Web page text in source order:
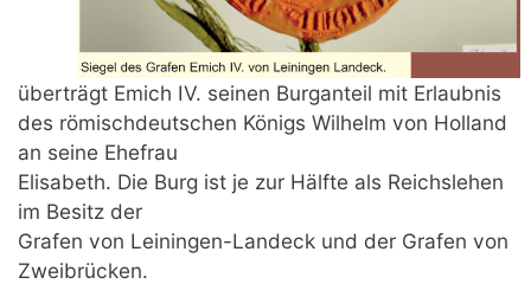
überträgt Emich IV. seinen Burganteil mit Erlaubnis
des römischdeutschen Königs Wilhelm von Holland
an seine Ehefrau
Elisabeth. Die Burg ist je zur Hälfte als Reichslehen
im Besitz der
Grafen von Leiningen-Landeck und der Grafen von
Zweibrücken.